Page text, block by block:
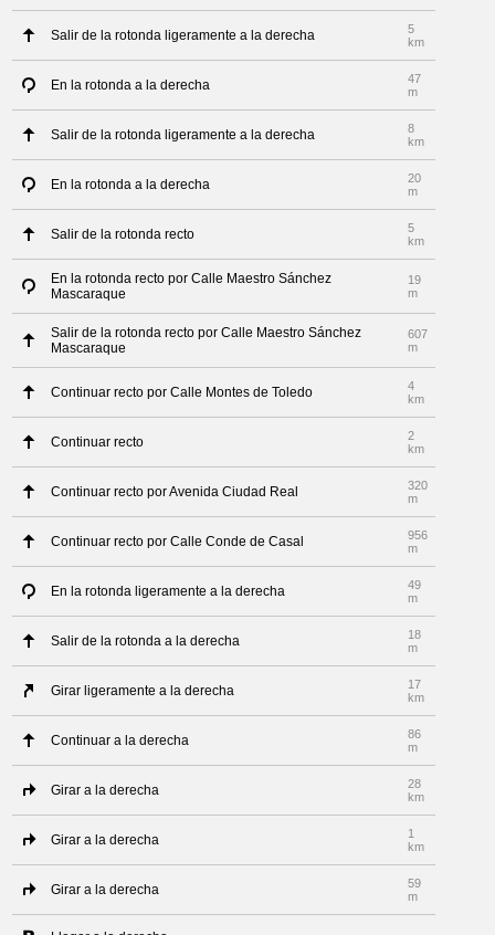
Salir de la rotonda ligeramente a la derecha
5
km
En la rotonda a la derecha
47
m
Salir de la rotonda ligeramente a la derecha
8
km
En la rotonda a la derecha
20
m
Salir de la rotonda recto
5
km
En la rotonda recto por Calle Maestro Sánchez
Mascaraque
19
m
Salir de la rotonda recto por Calle Maestro Sánchez
Mascaraque
607
m
Continuar recto por Calle Montes de Toledo
4
km
Continuar recto
2
km
Continuar recto por Avenida Ciudad Real
320
m
Continuar recto por Calle Conde de Casal
956
m
En la rotonda ligeramente a la derecha
49
m
Salir de la rotonda a la derecha
18
m
Girar ligeramente a la derecha
17
km
Continuar a la derecha
86
m
Girar a la derecha
28
km
Girar a la derecha
1
km
Girar a la derecha
59
m